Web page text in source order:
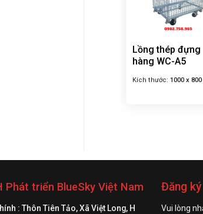
Lồng thép đựng
hàng WC-A5
Kích thước: 1000 x
Phát triển BlueSky Việt Nam
: Thôn Tiên Tảo, Xã Việt Long, H
Đăng
Vui lòng